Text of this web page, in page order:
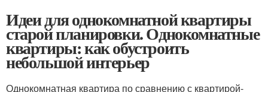
Идеи для однокомнатной квартиры
старой планировки. Однокомнатные
квартиры: как обустроить
небольшой интерьер
Однокомнатная квартира по сравнению с квартирой-